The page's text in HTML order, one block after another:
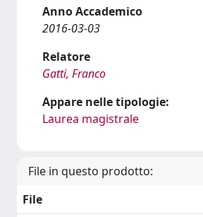
Anno Accademico
2016-03-03
Relatore
Gatti, Franco
Appare nelle tipologie:
Laurea magistrale
File in questo prodotto:
File